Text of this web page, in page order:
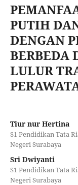
PUTIH
DENGAN
BERBEDA
LULUR
Tiur nur Hertina
S1 Pendidikan Tata
Negeri Surabaya
Sri Dwiyanti
S1 Pendidikan Tata
Negeri Surabaya